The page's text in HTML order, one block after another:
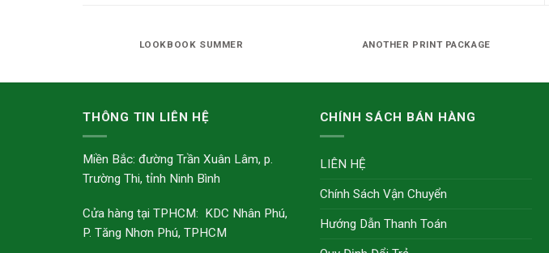
LOOKBOOK SUMMER ANOTHER PRINT PACKAGE
THÔNG TIN LIÊN HỆ
Miền Bắc: đường Trần Xuân Lâm, p.
Trường Thi, tỉnh Ninh Bình
Cửa hàng tại TPHCM: KDC Nhân Phú,
P. Tăng Nhơn Phú, TPHCM
CHÍNH SÁCH BÁN HÀNG
LIÊN HỆ
Chính Sách Vận Chuyển
Hướng Dẫn Thanh Toán